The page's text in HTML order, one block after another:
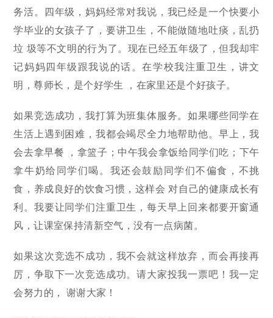
务活。四年级，妈妈经常对我说，我已经是一个快要小
学毕业的女孩子了，要讲卫生，不能做随地吐痰，乱扔
垃 圾等不文明的行为了。现在已经五年级了，但我却牢
记妈妈四年级跟我说的话。在学校我注重卫生，讲文
明，尊师长，是个好学生 ，在家里还是个好孩子。
如果竞选成功，我打算为班集体服务。如果哪些同学在
生活上遇到困难，我都会竭尽全力地帮助他。早上，我
会去拿早餐 ，拿篮子；中午我会拿饭给同学们吃；下午
拿牛奶给同学们喝。我还会鼓励同学们不偏食，不挑
食，养成良好的饮食习惯，这样会 对自己的健康成长有
利。我要让同学们注重卫生，每天早上回来都要开窗通
风，让课室保持清新空气，没有一点病菌。
如果这次竞选不成功，我不会就这样放弃，而会再接再
厉，争取下一次竞选成功。请大家投我一票吧！我一定
会努力的， 谢谢大家！